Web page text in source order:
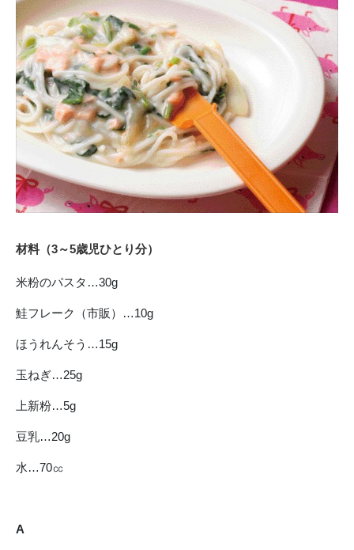
材料（3～5歳児ひとり分）
米粉のパスタ…30g
鮭フレーク（市販）…10g
ほうれんそう…15g
玉ねぎ…25g
上新粉…5g
豆乳…20g
水…70㏄
A